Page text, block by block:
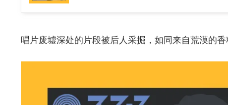
唱片废墟深处的片段被后人采掘，如同来自荒漠的香